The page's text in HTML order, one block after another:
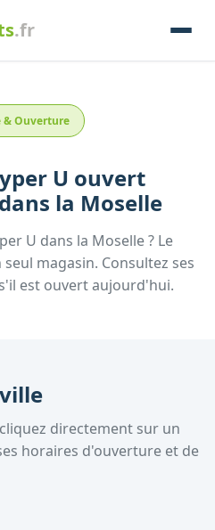
.fr
& Ouverture
U ouvert
dans la Moselle
U dans la Moselle? Le
magasin. Consultez ses
est ouvert aujourd'hui.
directement sur un
horaires d'ouverture et de